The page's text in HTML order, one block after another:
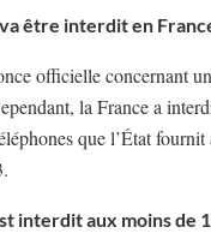
être interdit en
officielle concernant
la France a
que l’État fournit
interdit aux moins de